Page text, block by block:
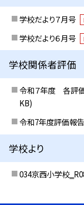
学校だより７月号
学校だより６月号
学校関係者評価
令和７年度 各評価
KB)
令和7年度評価報告
学校より
034京西小学校